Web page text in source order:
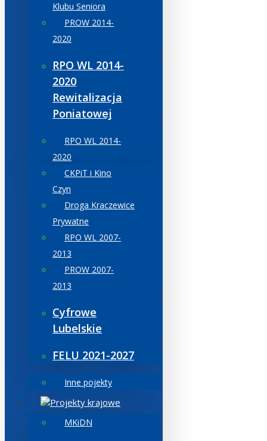
Klubu Seniora
PROW 2014-
2020
RPO WL 2014-
2020
Rewitalizacja
Poniatowej
RPO WL 2014-
2020
CKPiT i Kino
Czyn
Droga Kraczewice
Prywatne
RPO WL 2007-
2013
PROW 2007-
2013
Cyfrowe
Lubelskie
FELU 2021-2027
Inne pojekty
Projekty krajowe
MKiDN